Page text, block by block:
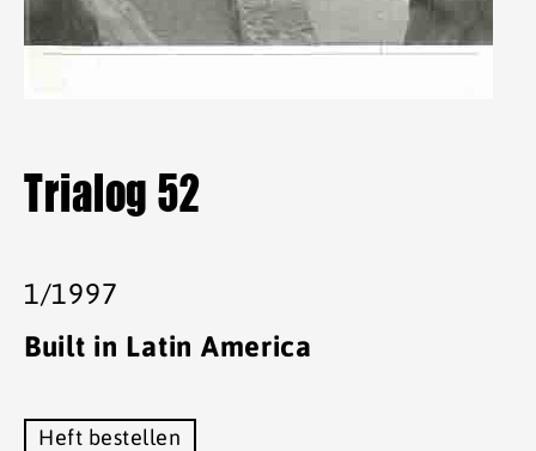
Trialog 52
1/1997
Built in Latin America
Heft bestellen